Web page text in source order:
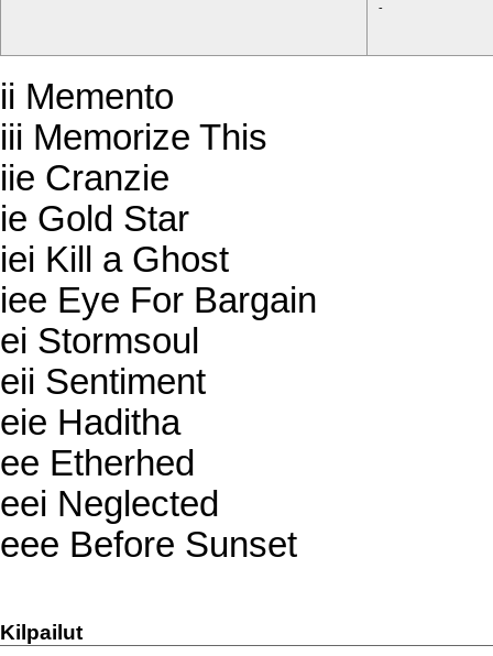
-
ii Memento
iii Memorize This
iie Cranzie
ie Gold Star
iei Kill a Ghost
iee Eye For Bargain
ei Stormsoul
eii Sentiment
eie Haditha
ee Etherhed
eei Neglected
eee Before Sunset
Kilpailut